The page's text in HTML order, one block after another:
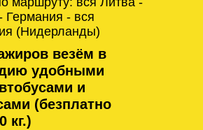
- вся
(Нидерланды)
везём в
удобными
и
(безплатно
кг.)